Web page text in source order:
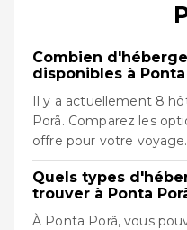
Combien
disponibles à Ponta
Il y a actuellement 8
Porã. Comparez les
offre pour votre voyage.
Quels types
trouver à Ponta
À Ponta Porã, vous